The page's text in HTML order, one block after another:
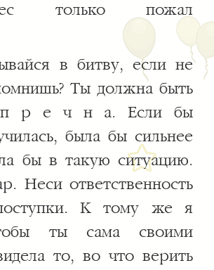
только пожал
в битву, если не
Ты должна быть
р е ч н а. Если бы
была бы сильнее
бы в такую ситуацию.
Неси ответственность
К тому же я
ты сама своими
то, во что верить